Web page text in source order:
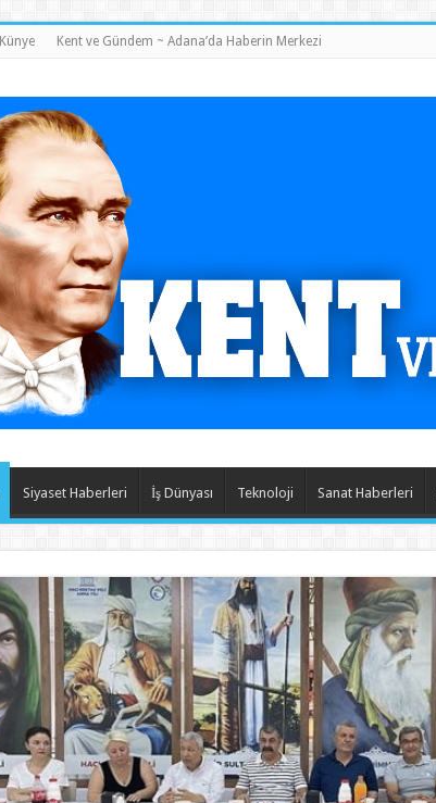
Künye Kent ve Gündem ~ Adana’da Haberin Merkezi
Siyaset Haberleri İş Dünyası Teknoloji Sanat Haberleri